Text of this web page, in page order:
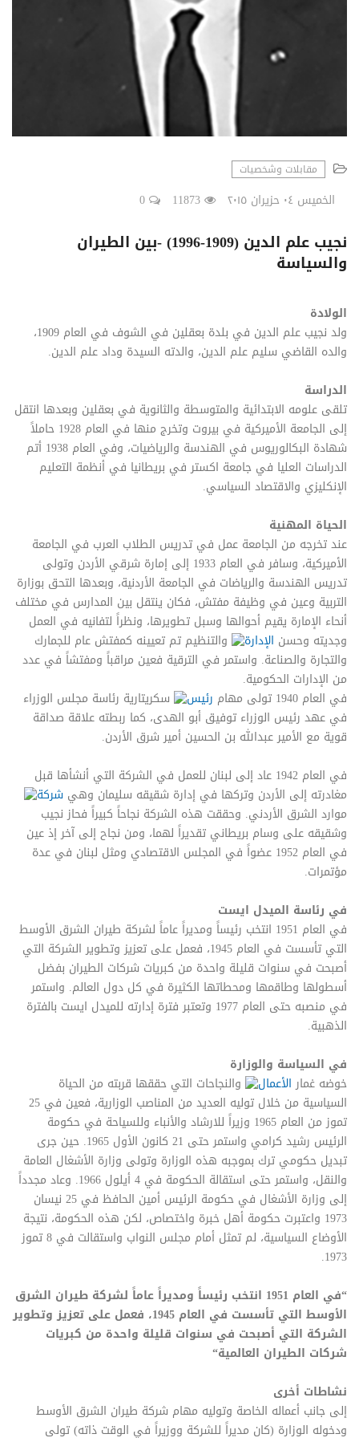
مقابلات وشخصيات
الخميس ٠٤ حزيران ٢٠١٥ 11873
0
نجيب علم الدين (1909-1996) -بين الطيران
والسياسة
الولادة
ولد نجيب علم الدين في بلدة بعقلين في الشوف في العام 1909،
والده القاضي سليم علم الدين، والدته السيدة وداد علم الدين.
الدراسة
تلقى علومه الابتدائية والمتوسطة والثانوية في بعقلين وبعدها انتقل
إلى الجامعة الأميركية في بيروت وتخرج منها في العام 1928 حاملاً
شهادة البكالوريوس في الهندسة والرياضيات، وفي العام 1938 أتم
الدراسات العليا في جامعة اكستر في بريطانيا في أنظمة التعليم
الإنكليزي والاقتصاد السياسي.
الحياة المهنية
عند تخرجه من الجامعة عمل في تدريس الطلاب العرب في الجامعة
الأميركية، وسافر في العام 1933 إلى إمارة شرقي الأردن وتولى
تدريس الهندسة والرياضات في الجامعة الأردنية، وبعدها التحق بوزارة
التربية وعين في وظيفة مفتش، فكان ينتقل بين المدارس في مختلف
أنحاء الإمارة يقيم أحوالها وسبل تطويرها، ونظراً لتفانيه في العمل
وجديته وحسن الإدارة
والتنظيم تم تعيينه كمفتش عام للجمارك
والتجارة والصناعة. واستمر في الترقية فعين مراقباً ومفتشاً في عدد
من الإدارات الحكومية.
في العام 1940 تولى مهام
رئيس
سكريتارية رئاسة مجلس الوزراء
في عهد رئيس الوزراء توفيق أبو الهدى، كما ربطته علاقة صداقة
قوية مع الأمير عبدالله بن الحسين أمير شرق الأردن.
في العام 1942 عاد إلى لبنان للعمل في الشركة التي أنشأها قبل
مغادرته إلى الأردن وتركها في إدارة شقيقه سليمان وهي شركة
موارد الشرق الأردني. وحققت هذه الشركة نجاحاً كبيراً فحاز نجيب
وشقيقه على وسام بريطاني تقديراً لهما، ومن نجاح إلى آخر إذ عين
في العام 1952 عضواً في المجلس الاقتصادي ومثل لبنان في عدة
مؤتمرات.
في رئاسة الميدل ايست
في العام 1951 انتخب رئيساً ومديراً عاماً لشركة طيران الشرق الأوسط
التي تأسست في العام 1945، فعمل على تعزيز وتطوير الشركة التي
أصبحت في سنوات قليلة واحدة من كبريات شركات الطيران بفضل
أسطولها وطاقمها ومحطاتها الكثيرة في كل دول العالم. واستمر
في منصبه حتى العام 1977 وتعتبر فترة إدارته للميدل ايست بالفترة
الذهبية.
في السياسة والوزارة
خوضه غمارالأعمال
والنجاحات التي حققها قربته من الحياة
السياسية من خلال توليه العديد من المناصب الوزارية، فعين في 25
تموز من العام 1965 وزيراً للارشاد والأنباء وللسياحة في حكومة
الرئيس رشيد كرامي واستمر حتى 21 كانون الأول 1965. حين جرى
تبديل حكومي ترك بموجبه هذه الوزارة وتولى وزارة الأشغال العامة
والنقل، واستمر حتى استقالة الحكومة في 4 أيلول 1966. وعاد مجدداً
إلى وزارة الأشغال في حكومة الرئيس أمين الحافظ في 25 نيسان
1973 واعتبرت حكومة أهل خبرة واختصاص، لكن هذه الحكومة، نتيجة
الأوضاع السياسية، لم تمثل أمام مجلس النواب واستقالت في 8 تموز
1973.
“في العام 1951 انتخب رئيساً ومديراً عاماً لشركة طيران الشرق
الأوسط التي تأسست في العام 1945، فعمل على تعزيز وتطوير
الشركة التي أصبحت في سنوات قليلة واحدة من كبريات
شركات الطيران العالمية“
نشاطات أخرى
إلى جانب أعماله الخاصة وتوليه مهام شركة طيران الشرق الأوسط
ودخوله الوزارة (كان مديراً للشركة ووزيراً في الوقت ذاته) تولى